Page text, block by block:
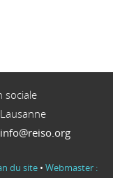
sociale
Lausanne
info@reiso.org
du site • Webmaster :